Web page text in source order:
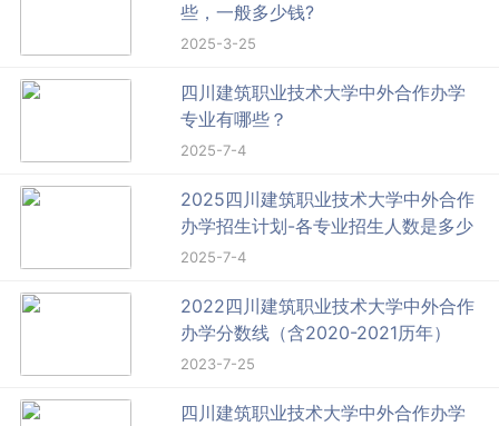
些，一般多少钱?
2025-3-25
四川建筑职业技术大学中外合作办学
专业有哪些？
2025-7-4
2025四川建筑职业技术大学中外合作
办学招生计划-各专业招生人数是多少
2025-7-4
2022四川建筑职业技术大学中外合作
办学分数线（含2020-2021历年）
2023-7-25
四川建筑职业技术大学中外合作办学